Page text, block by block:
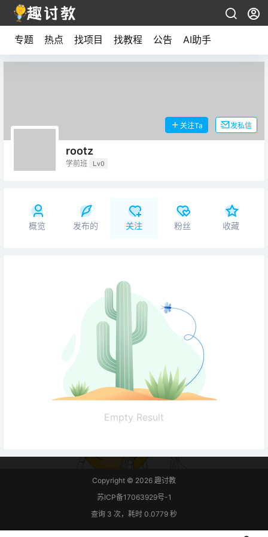
专题 热点 找项目 找教程 公告 AI助手
rootz
学前班 Lv0
关注Ta 发私信
概览 发布的 关注 粉丝 收藏
Empty Result
Copyright © 2026 趣讨教
苏ICP备17063929号-1
查询 3 次，耗时 0.0779 秒